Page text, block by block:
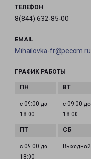
ТЕЛЕФОН
8(844) 632-85-00
EMAIL
Mihailovka-fr@pecom.ru
ГРАФИК РАБОТЫ
с 09:00 до
18:00
с 09:00 до
18:00
с 09:00 до
18:00
Выходной